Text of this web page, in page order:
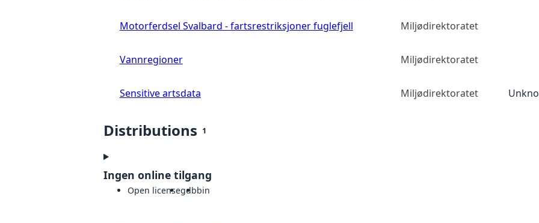
Motorferdsel Svalbard - fartsrestriksjoner fuglefjell Miljødirektoratet
Vannregioner Miljødirektoratet
Sensitive artsdata Miljødirektoratet
Distributions 1
Ingen online tilgang
Open licensegdbbin